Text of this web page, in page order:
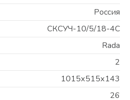
Россия
СКСУЧ-10/5/18-4С
Rada
2
1015х515х143
26